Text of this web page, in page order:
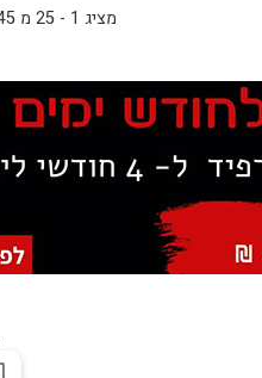
מציג 1 - 25 מ 45